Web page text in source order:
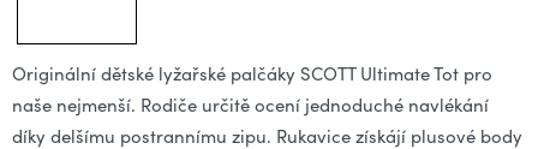
Originální dětské lyžařské palčáky SCOTT Ultimate Tot pro
naše nejmenší. Rodiče určitě ocení jednoduché navlékání
díky delšímu postrannímu zipu. Rukavice získájí plusové body